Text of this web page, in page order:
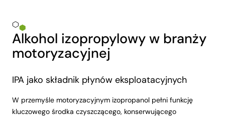
Alkohol izopropylowy w branży
motoryzacyjnej
IPA jako składnik płynów eksploatacyjnych
W przemyśle motoryzacyjnym izopropanol pełni funkcję
kluczowego środka czyszczącego, konserwującego